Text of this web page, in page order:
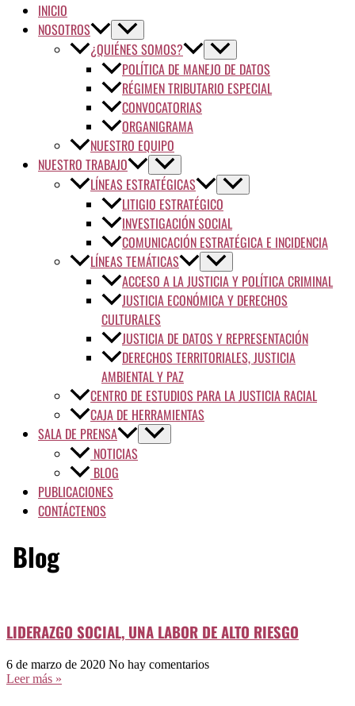
INICIO
NOSOTROS
¿QUIÉNES SOMOS?
POLÍTICA DE MANEJO DE DATOS
RÉGIMEN TRIBUTARIO ESPECIAL
CONVOCATORIAS
ORGANIGRAMA
NUESTRO EQUIPO
NUESTRO TRABAJO
LÍNEAS ESTRATÉGICAS
LITIGIO ESTRATÉGICO
INVESTIGACIÓN SOCIAL
COMUNICACIÓN ESTRATÉGICA E INCIDENCIA
LÍNEAS TEMÁTICAS
ACCESO A LA JUSTICIA Y POLÍTICA CRIMINAL
JUSTICIA ECONÓMICA Y DERECHOS
CULTURALES
JUSTICIA DE DATOS Y REPRESENTACIÓN
DERECHOS TERRITORIALES, JUSTICIA
AMBIENTAL Y PAZ
CENTRO DE ESTUDIOS PARA LA JUSTICIA RACIAL
CAJA DE HERRAMIENTAS
SALA DE PRENSA
NOTICIAS
BLOG
PUBLICACIONES
CONTÁCTENOS
Blog
LIDERAZGO SOCIAL, UNA LABOR DE ALTO RIESGO
6 de marzo de 2020 No hay comentarios
Leer más »